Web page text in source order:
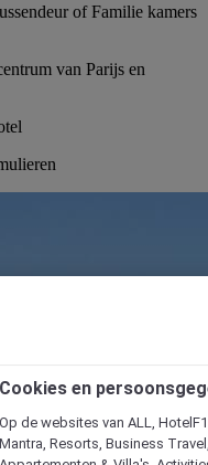
of Familie kamers
van Parijs en
Cookies en
Op de websites van ALL,
Mantra, Resorts, Business